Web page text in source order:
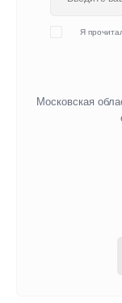
Я
Московская